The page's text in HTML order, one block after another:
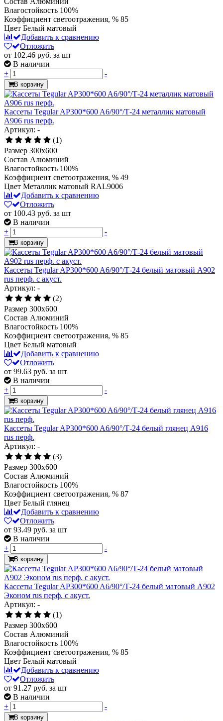
Влагостойкость 100%
Коэффициент светоотражения, % 85
Цвет Белый матовый
Добавить к сравнению
Отложить
от 102.46 руб. за шт
В наличии
+
-
В корзину
Кассеты Tegular AP300*600 A6/90°/Т-24 металлик матовый
А906 rus перф.
Артикул: -
(1)
Размер 300x600
Состав Алюминий
Влагостойкость 100%
Коэффициент светоотражения, % 49
Цвет Металлик матовый RAL9006
Добавить к сравнению
Отложить
от 100.43 руб. за шт
В наличии
+
-
В корзину
Кассеты Tegular AP300*600 A6/90°/Т-24 белый матовый А902
rus перф. с акуст.
Артикул: -
(2)
Размер 300x600
Состав Алюминий
Влагостойкость 100%
Коэффициент светоотражения, % 85
Цвет Белый матовый
Добавить к сравнению
Отложить
от 99.63 руб. за шт
В наличии
+
-
В корзину
Кассеты Tegular AP300*600 A6/90°/Т-24 белый глянец A916
rus перф.
Артикул: -
(3)
Размер 300x600
Состав Алюминий
Влагостойкость 100%
Коэффициент светоотражения, % 87
Цвет Белый глянец
Добавить к сравнению
Отложить
от 93.49 руб. за шт
В наличии
+
-
В корзину
Кассеты Tegular AP300*600 A6/90°/Т-24 белый матовый А902
Эконом rus перф. с акуст.
Артикул: -
(1)
Размер 300x600
Состав Алюминий
Влагостойкость 100%
Коэффициент светоотражения, % 85
Цвет Белый матовый
Добавить к сравнению
Отложить
от 91.27 руб. за шт
В наличии
+
-
В корзину